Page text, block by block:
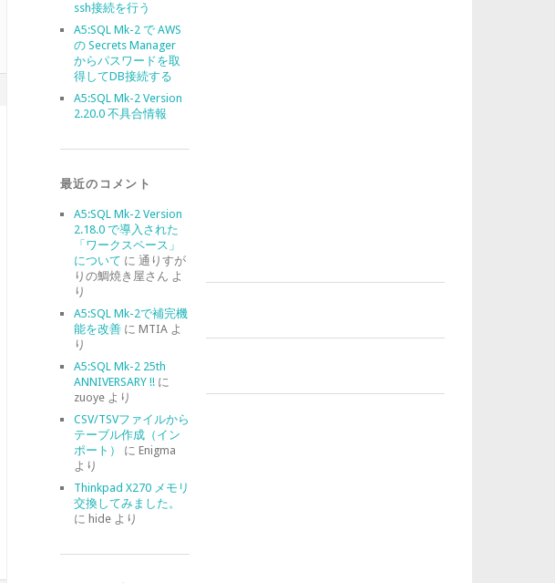
ssh接続を行う
A5:SQL Mk-2 で AWS
の Secrets Manager
からパスワードを取
得してDB接続する
A5:SQL Mk-2 Version
2.20.0 不具合情報
最近のコメント
A5:SQL Mk-2 Version
2.18.0 で導入された
「ワークスペース」
について に 通りすが
りの鯛焼き屋さん よ
り
A5:SQL Mk-2で補完機
能を改善に MTIAよ
り
A5:SQL Mk-2 25th
ANNIVERSARY !!に
zuoyeより
CSV/TSVファイルから
テーブル作成（イン
ポート）
に Enigma
より
Thinkpad X270 メモリ
交換してみました。
に hideより